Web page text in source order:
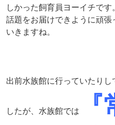
しかった飼育員ヨーイチで
話題をお届けできように頑
いきますね。
出前水族館に行っていたり
したが、水族館では